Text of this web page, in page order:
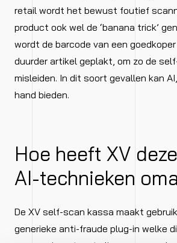
retail wordt het bewust foutief
product ook wel de ‘banana trick’
wordt de barcode van een
duurder artikel geplakt, om zo de
misleiden. In dit soort gevallen kan
hand bieden.
Hoe heeft XV
AI-technieken
De XV self-scan kassa maakt
generieke anti-fraude plug-in welke